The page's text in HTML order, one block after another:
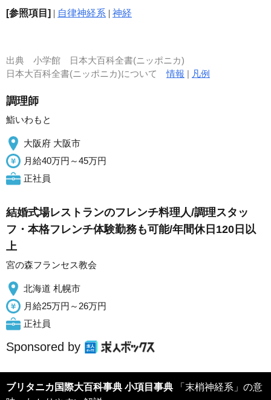
[参照項目] | 自律神経系 | 神経
出典 小学館 日本大百科全書(ニッポニカ)
日本大百科全書(ニッポニカ)について情報 | 凡例
調理師
鮨いわもと
大阪府 大阪市
月給40万円～45万円
正社員
結婚式場レストランのフレンチ料理人/調理スタッ
フ・本格フレンチ体験勤務も可能/年間休日120日以
上
宮の森フランセス教会
北海道 札幌市
月給25万円～26万円
正社員
Sponsored by
ブリタニカ国際大百科事典 小項目事典 「末梢神経系」の意